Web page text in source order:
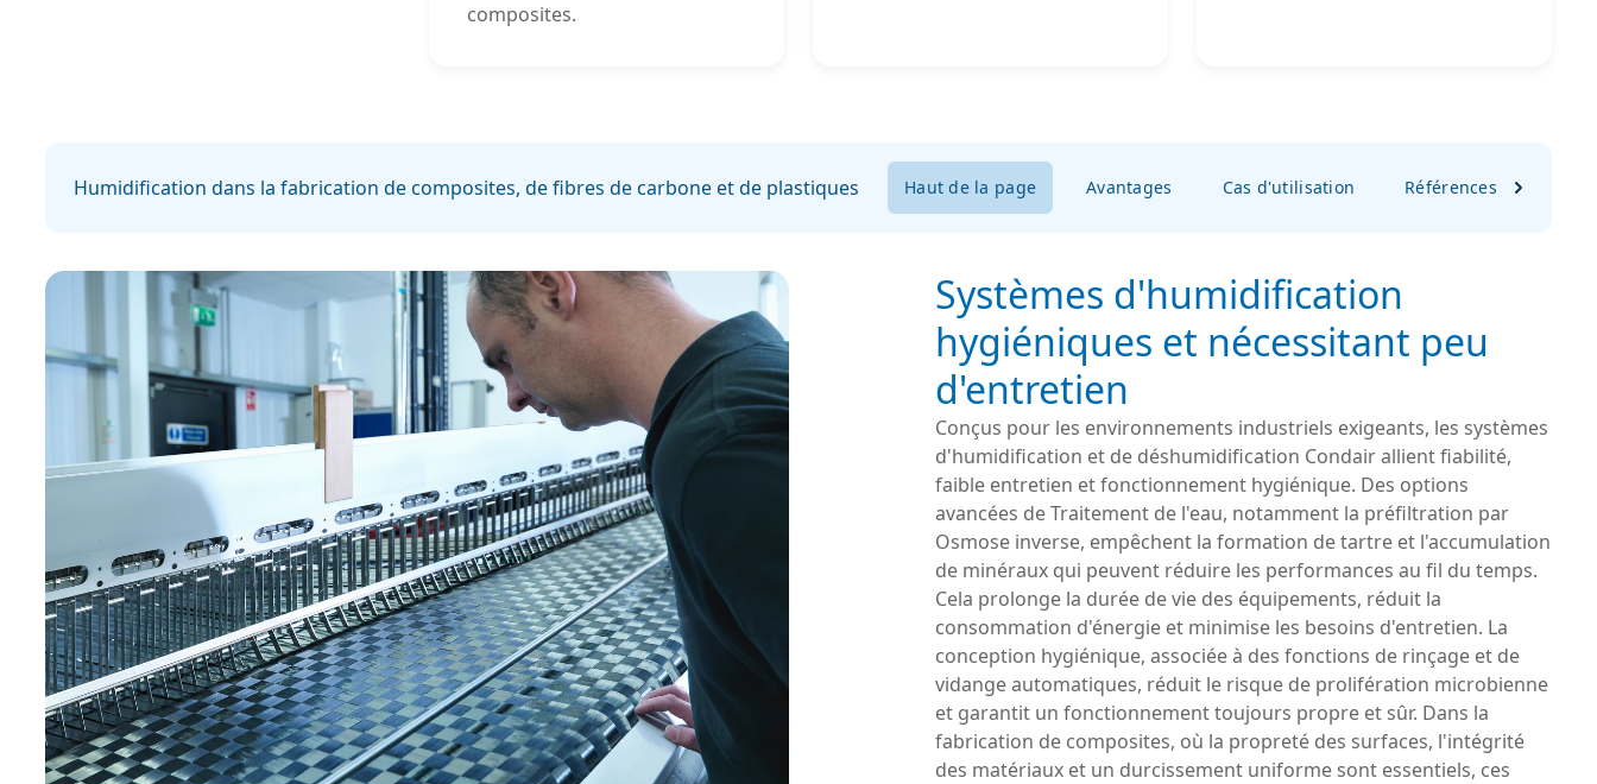
composites.
Humidification dans la fabrication de composites, de fibres de carbone et de plastiques Haut de la page Avantages Cas d'utilisation Références
Systèmes d'humidification
hygiéniques et nécessitant peu
d'entretien
Conçus pour les environnements industriels exigeants, les systèmes
d'humidification et de déshumidification Condair allient fiabilité,
faible entretien et fonctionnement hygiénique. Des options
avancées de Traitement de l'eau, notamment la préfiltration par
Osmose inverse, empêchent la formation de tartre et l'accumulation
de minéraux qui peuvent réduire les performances au fil du temps.
Cela prolonge la durée de vie des équipements, réduit la
consommation d'énergie et minimise les besoins d'entretien. La
conception hygiénique, associée à des fonctions de rinçage et de
vidange automatiques, réduit le risque de prolifération microbienne
et garantit un fonctionnement toujours propre et sûr. Dans la
fabrication de composites, où la propreté des surfaces, l'intégrité
des matériaux et un durcissement uniforme sont essentiels, ces